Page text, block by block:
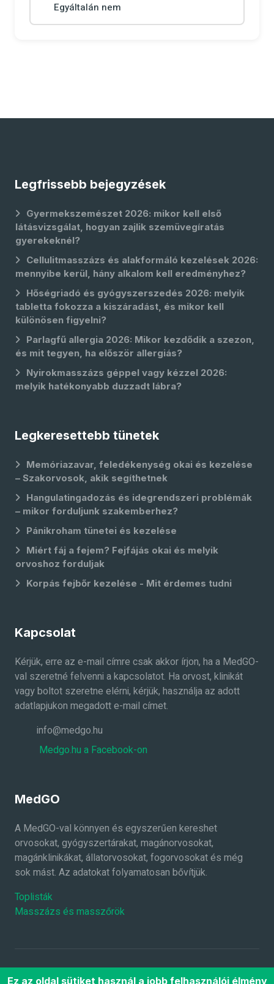
Egyáltalán nem
Legfrissebb bejegyzések
Gyermekszemészet 2026: mikor kell első
látásvizsgálat, hogyan zajlik szemüvegíratás
gyerekeknél?
Cellulitmasszázs és alakformáló kezelések 2026:
mennyibe kerül, hány alkalom kell eredményhez?
Hőségriadó és gyógyszerszedés 2026: melyik
tabletta fokozza a kiszáradást, és mikor kell
különösen figyelni?
Parlagfű allergia 2026: Mikor kezdődik a szezon,
és mit tegyen, ha először allergiás?
Nyirokmasszázs géppel vagy kézzel 2026:
melyik hatékonyabb duzzadt lábra?
Legkeresettebb tünetek
Memóriazavar, feledékenység okai és kezelése
– Szakorvosok, akik segíthetnek
Hangulatingadozás és idegrendszeri problémák
– mikor forduljunk szakemberhez?
Pánikroham tünetei és kezelése
Miért fáj a fejem? Fejfájás okai és melyik
orvoshoz forduljak
Korpás fejbőr kezelése - Mit érdemes tudni
Kapcsolat
Kérjük, erre az e-mail címre csak akkor írjon, ha a MedGO-
val szeretné felvenni a kapcsolatot. Ha orvost, klinikát
vagy boltot szeretne elérni, kérjük, használja az adott
adatlapjukon megadott e-mail címet.
info@medgo.hu
Medgo.hu a Facebook-on
MedGO
A MedGO-val könnyen és egyszerűen kereshet
orvosokat, gyógyszertárakat, magánorvosokat,
magánklinikákat, állatorvosokat, fogorvosokat és még
sok mást. Az adatokat folyamatosan bővítjük.
Toplisták
Masszázs és masszőrök
2026 ©MedGO.huMinden jog fenntartva.
Ez az oldal sütiket használ a jobb felhasználói élmény